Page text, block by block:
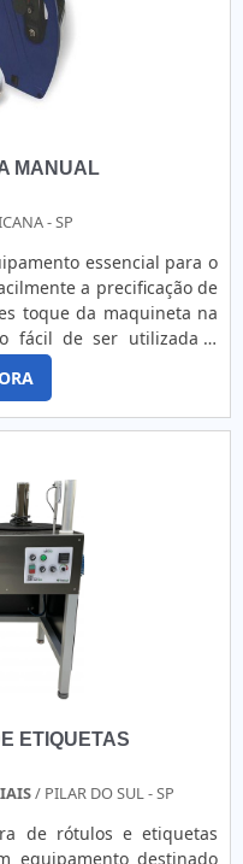
A Herrbaier é uma
no segmento pela
fecha o ciclo de entrega
de
de
a decoração de
possuírem vastos
plásticas podem
geral, residência entre
cores, medidas e
ótimas para manter a
de TV, computador e
com uma abraçadeira
assim que fiquem soltos
As abraçadeiras também
tenha embalagens ou
por terceiros, aposte
for viajar, usar este
suas malas é uma boa
seguras.É nítido a
utensílios podem
em certas atividades, no
uma empresa séria e
dessa
de um produto com
que as abraçadeiras
MANUAL
- SP
essencial para o
a precificação de
toque da maquineta na
fácil de ser utilizada e
etiquetas adesivas, a
comodidade e
de modo a facilitar a
outra informação que
ter tamanho pequeno e
carregada facilmente na
a precificadora pode
não possui limite de
que seja recarregada
acabarem. Abaixo, é
em contar com este
do mercado;
Empresa comprometida
em todo Brasil,
tipos de etiquetas e
manuais. Entre os
ETIQUETAS
/ PILAR DO SUL - SP
de rótulos e etiquetas
equipamento destinado